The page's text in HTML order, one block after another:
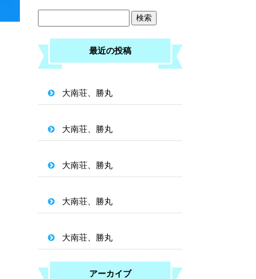
最近の投稿
大南荘、勝丸
大南荘、勝丸
大南荘、勝丸
大南荘、勝丸
大南荘、勝丸
アーカイブ